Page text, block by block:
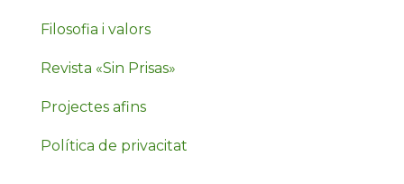
Filosofia i valors
Revista «Sin Prisas»
Projectes afins
Política de privacitat